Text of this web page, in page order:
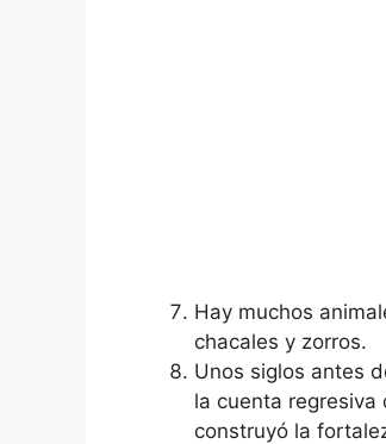
Hay muchos
chacales y zorros.
Unos siglos antes
la cuenta
construyó la